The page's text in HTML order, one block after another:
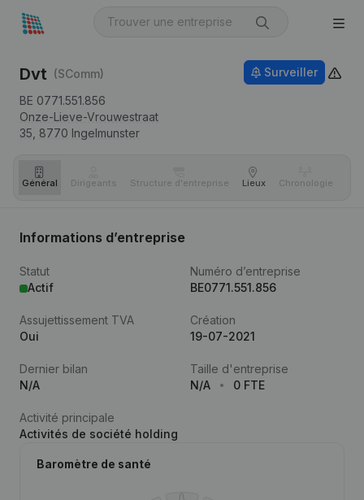
Dvt (SComm)
BE 0771.551.856
Onze-Lieve-Vrouwestraat
35, 8770 Ingelmunster
Surveiller
Général Dirigeants Structure d'entreprise Lieux Chronologie
Informations d’entreprise
Statut
Actif
Numéro d’entreprise
BE0771.551.856
Assujettissement TVA
Oui
Création
19-07-2021
Dernier bilan
N/A
Taille d'entreprise
N/A
0 FTE
Activité principale
Activités de société holding
Baromètre de santé